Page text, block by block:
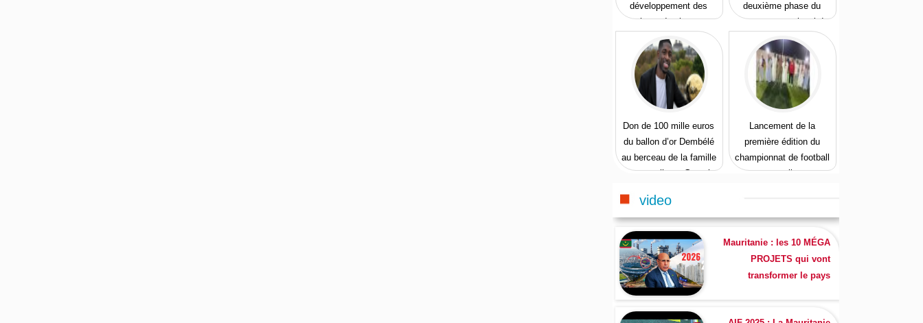
deuxième phase du
Programme national de
protection de la jeunesse
développement des
talents des jeunes
Lancement de la
première édition du
championnat de football
en salle
Don de 100 mille euros
du ballon d’or Dembélé
au berceau de la famille
maternelle au Gorgol
video
Mauritanie : les 10 MÉGA
PROJETS qui vont
transformer le pays